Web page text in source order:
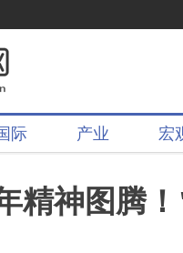
际 产业 宏
精神图腾